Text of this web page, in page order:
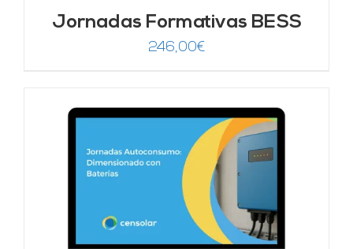
Jornadas Formativas BESS
246,00€